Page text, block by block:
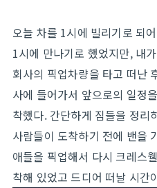
오늘 차를 1시에 빌리기로 되
1시에 만나기로 했었지만, 내
회사의 픽업차량을 타고 떠난
사에 들어가서 앞으로의 일정
착했다. 간단하게 짐들을 정리
사람들이 도착하기 전에 밴을
애들을 픽업해서 다시 크레스
착해 있었고 드디어 떠날 시간